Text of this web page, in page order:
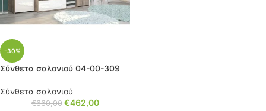
-30%
Σύνθετα σαλονιού 04-00-309
Σύνθετα σαλονιού
€660,00 €462,00